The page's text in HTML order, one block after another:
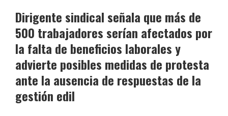
Dirigente sindical señala que más de
500 trabajadores serían afectados por
la falta de beneficios laborales y
advierte posibles medidas de protesta
ante la ausencia de respuestas de la
gestión edil